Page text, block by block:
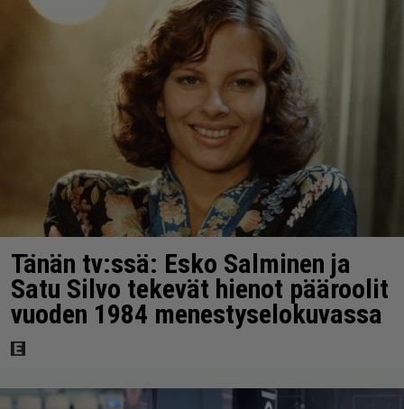
Tänän tv:ssä: Esko Salminen ja
Satu Silvo tekevät hienot pääroolit
vuoden 1984 menestyselokuvassa